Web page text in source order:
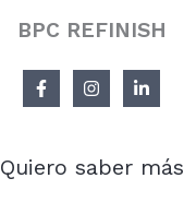
BPC REFINISH
Quiero saber más